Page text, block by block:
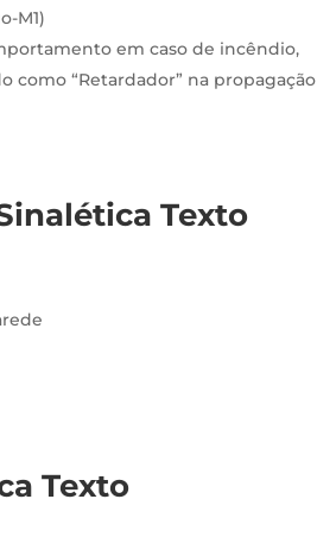
M1)
em caso de incêndio,
como “Retardador” na propagação
Texto
Texto